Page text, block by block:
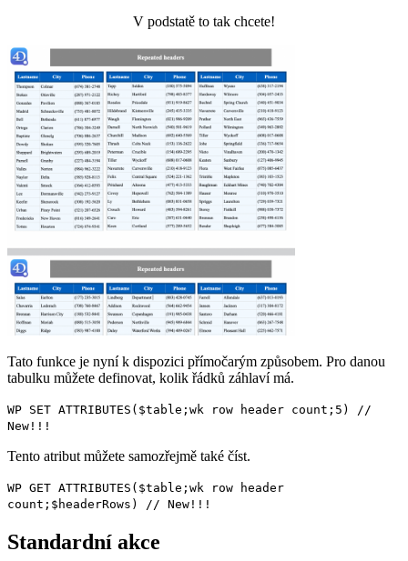
V podstatě to tak chcete!
Tato funkce je nyní k dispozici přímočarým způsobem. Pro danou
tabulku můžete definovat, kolik řádků záhlaví má.
WP SET ATTRIBUTES ( $table ; wk row header count ; 5 )
//
New!!!
Tento atribut můžete samozřejmě také číst.
WP GET ATTRIBUTES ( $table ; wk row header
count ; $headerRows ) // New!!!
Standardní akce